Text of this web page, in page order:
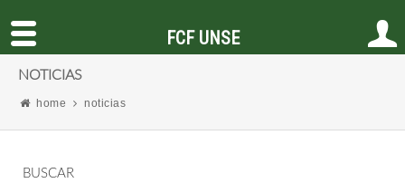
NOTICIAS
home noticias
BUSCAR
FCF UNSE